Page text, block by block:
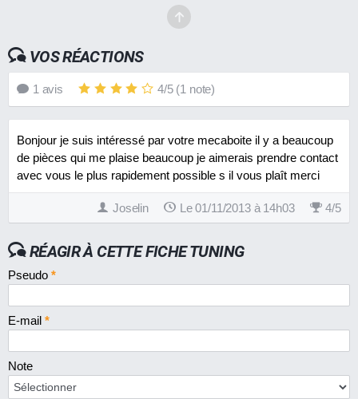
VOS RÉACTIONS
1 avis 4/5(1 note)
Bonjour je suis intéressé par votre mecaboite il y a beaucoup
de pièces qui me plaise beaucoup je aimerais prendre contact
avec vous le plus rapidement possible s il vous plaît merci
Joselin Le 01/11/2013 à 14h03 4/5
RÉAGIR À CETTE FICHE TUNING
Pseudo *
E-mail *
Note